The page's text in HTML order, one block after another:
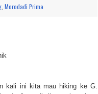
Morodadi Prima
kali ini kita mau hiking ke G.